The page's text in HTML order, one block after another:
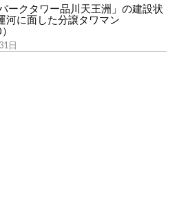
ークタワー品川天王洲」の建設状
河に面した分譲タワマン
日